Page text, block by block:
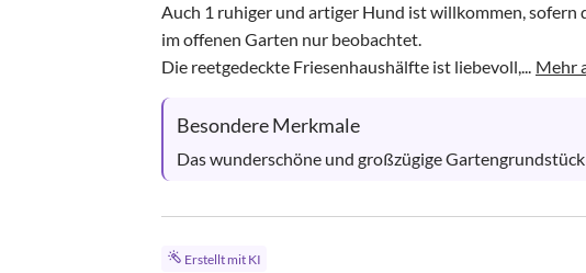
Auch 1 ruhiger und artiger Hund ist willkommen, sofern
im offenen Garten nur beobachtet.
Die reetgedeckte Friesenhaushälfte ist liebevoll,... Mehr
Besondere Merkmale
Das wunderschöne und großzügige
Erstellt mit KI